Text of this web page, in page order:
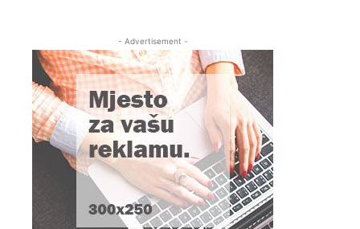
- Advertisement -